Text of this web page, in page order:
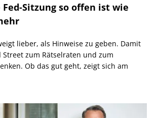
Sitzung so offen ist wie
lieber, als Hinweise zu geben. Damit
Ob das gut geht, zeigt sich am